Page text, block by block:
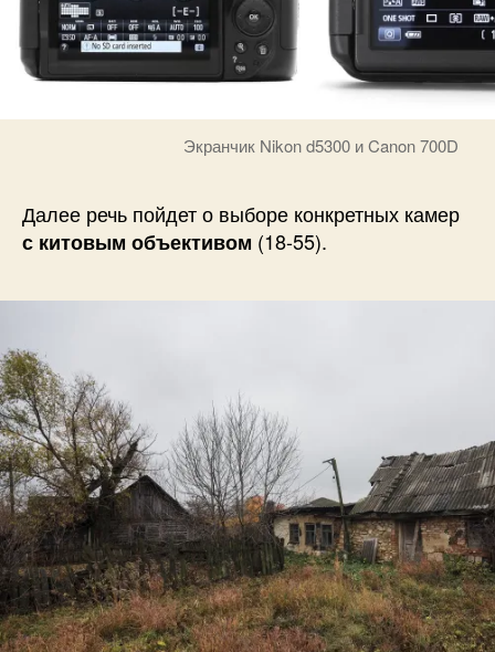
Экранчик Nikon d5300 и Canon 700D
Далее речь пойдет о выборе конкретных камер
с китовым объективом (18-55).